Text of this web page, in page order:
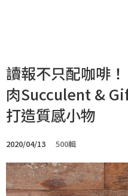
讀報不只配咖啡
肉Succulent &
打造質感小物
2020/04/13 500輯